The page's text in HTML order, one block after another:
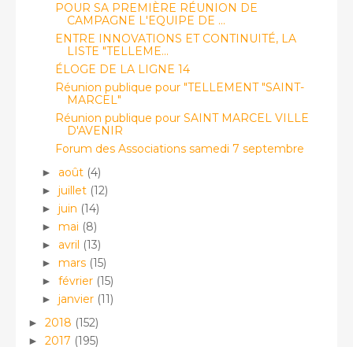
POUR SA PREMIÈRE RÉUNION DE
CAMPAGNE L'EQUIPE DE ...
ENTRE INNOVATIONS ET CONTINUITÉ, LA
LISTE "TELLEME...
ÉLOGE DE LA LIGNE 14
Réunion publique pour "TELLEMENT "SAINT-
MARCEL"
Réunion publique pour SAINT MARCEL VILLE
D'AVENIR
Forum des Associations samedi 7 septembre
► août (4)
► juillet (12)
► juin (14)
► mai (8)
► avril (13)
► mars (15)
► février (15)
► janvier (11)
► 2018 (152)
► 2017 (195)